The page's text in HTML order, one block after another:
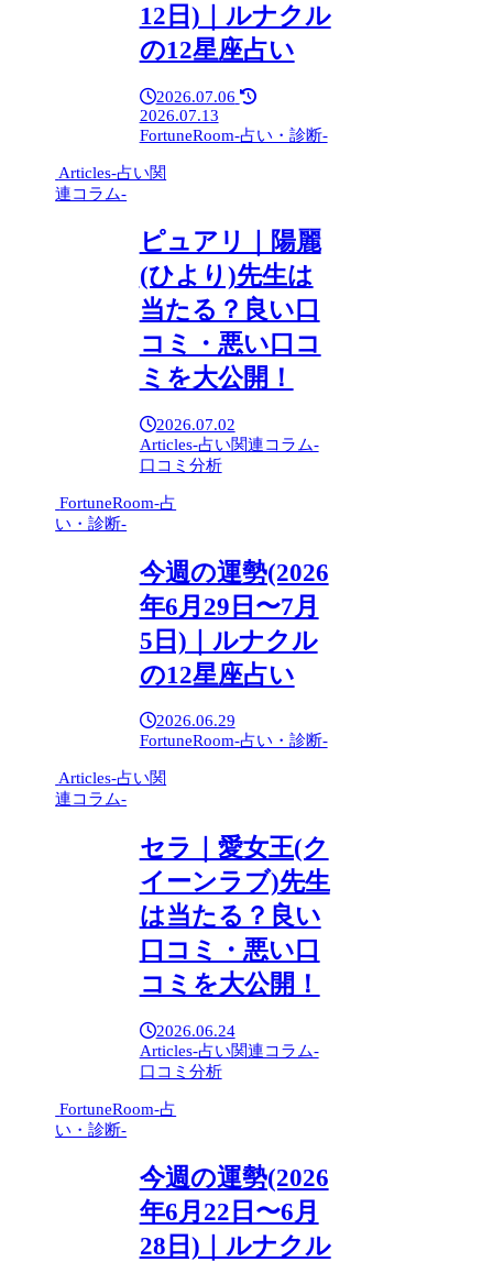
12日)｜ルナクル
の12星座占い
2026.07.06
2026.07.13
FortuneRoom-占い・診断-
Articles-占い関
連コラム-
ピュアリ｜陽麗
(ひより)先生は
当たる？良い口
コミ・悪い口コ
ミを大公開！
2026.07.02
Articles-占い関連コラム-
口コミ分析
FortuneRoom-占
い・診断-
今週の運勢(2026
年6月29日〜7月
5日)｜ルナクル
の12星座占い
2026.06.29
FortuneRoom-占い・診断-
Articles-占い関
連コラム-
セラ｜愛女王(ク
イーンラブ)先生
は当たる？良い
口コミ・悪い口
コミを大公開！
2026.06.24
Articles-占い関連コラム-
口コミ分析
FortuneRoom-占
い・診断-
今週の運勢(2026
年6月22日〜6月
28日)｜ルナクル